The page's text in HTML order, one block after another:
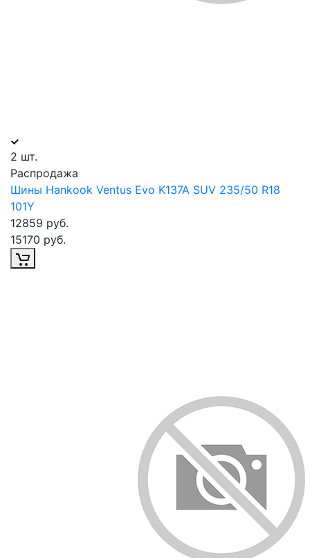
2 шт.
Распродажа
Шины Hankook Ventus Evo K137A SUV 235/50 R18
101Y
12859 руб.
15170 руб.